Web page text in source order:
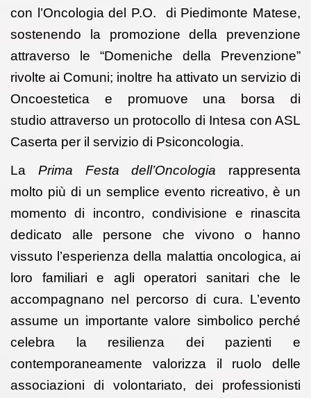
con l’Oncologia del P.O. di Piedimonte Matese,
sostenendo la promozione della prevenzione
attraverso le “Domeniche della Prevenzione”
rivolte ai Comuni; inoltre ha attivato un servizio di
Oncoestetica e promuove una borsa di
studio attraverso un protocollo di Intesa con ASL
Caserta per il servizio di Psiconcologia.
La Prima Festa dell’Oncologia rappresenta
molto più di un semplice evento ricreativo, è un
momento di incontro, condivisione e rinascita
dedicato alle persone che vivono o hanno
vissuto l’esperienza della malattia oncologica, ai
loro familiari e agli operatori sanitari che le
accompagnano nel percorso di cura. L’evento
assume un importante valore simbolico perché
celebra la resilienza dei pazienti e
contemporaneamente valorizza il ruolo delle
associazioni di volontariato, dei professionisti